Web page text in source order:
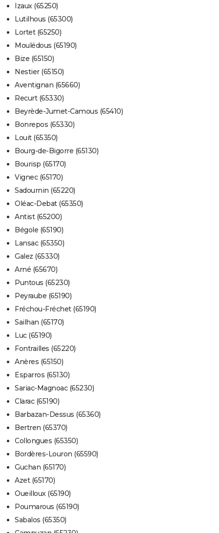
Izaux (65250)
Lutilhous (65300)
Lortet (65250)
Moulédous (65190)
Bize (65150)
Nestier (65150)
Aventignan (65660)
Recurt (65330)
Beyrède-Jumet-Camous (65410)
Bonrepos (65330)
Louit (65350)
Bourg-de-Bigorre (65130)
Bourisp (65170)
Vignec (65170)
Sadournin (65220)
Oléac-Debat (65350)
Antist (65200)
Bégole (65190)
Lansac (65350)
Galez (65330)
Arné (65670)
Puntous (65230)
Peyraube (65190)
Fréchou-Fréchet (65190)
Sailhan (65170)
Luc (65190)
Fontrailles (65220)
Anères (65150)
Esparros (65130)
Sariac-Magnoac (65230)
Clarac (65190)
Barbazan-Dessus (65360)
Bertren (65370)
Collongues (65350)
Bordères-Louron (65590)
Guchan (65170)
Azet (65170)
Oueilloux (65190)
Poumarous (65190)
Sabalos (65350)